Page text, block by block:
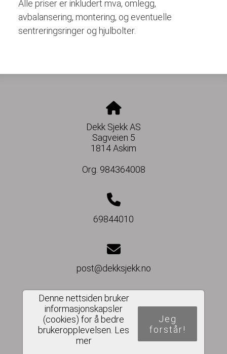
Alle priser er inkludert mva, omlegg,
avbalansering, montering, og eventuelle
sentreringsringer og hjulbolter.
Dekk Sjekk AS
Sagveien 5
1814 Askim
Org. 984364008
69844010
post@dekksjekk.no
Del nettside
Denne nettsiden bruker
informasjonskapsler
(cookies) for å bedre
brukeropplevelsen. Les
mer
Jeg
forstår!